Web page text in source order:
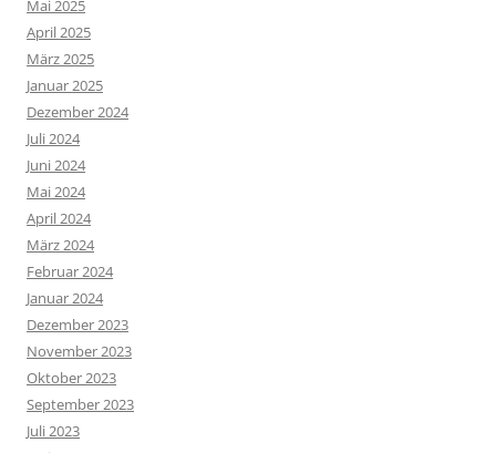
Mai 2025
April 2025
März 2025
Januar 2025
Dezember 2024
Juli 2024
Juni 2024
Mai 2024
April 2024
März 2024
Februar 2024
Januar 2024
Dezember 2023
November 2023
Oktober 2023
September 2023
Juli 2023